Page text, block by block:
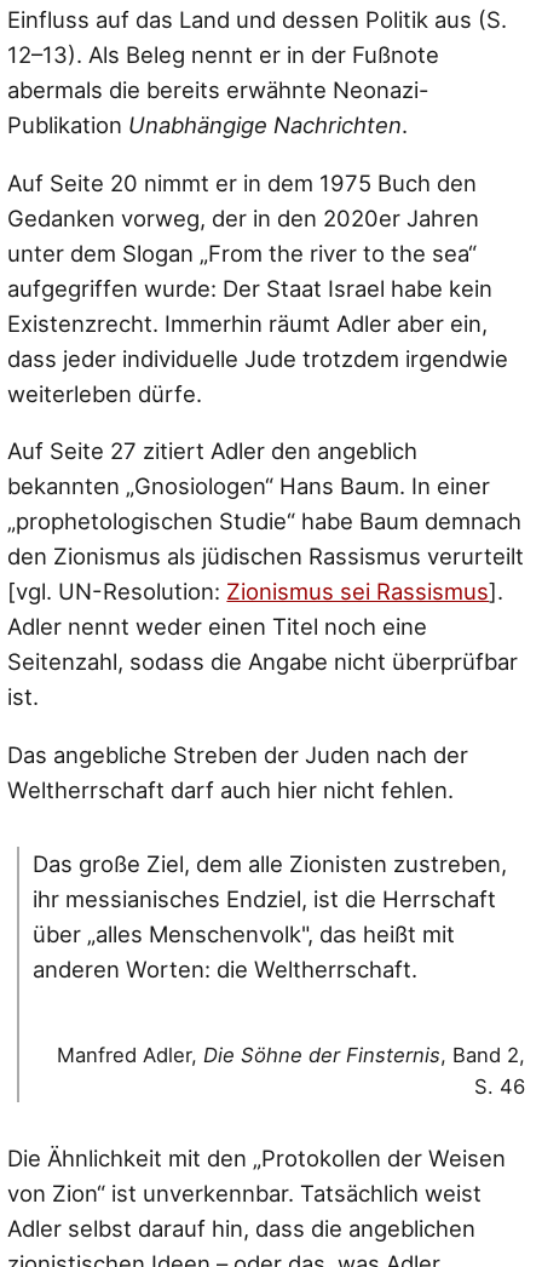
Einfluss auf das Land und dessen Politik aus (S.
12–13). Als Beleg nennt er in der Fußnote
abermals die bereits erwähnte Neonazi-
Publikation Unabhängige Nachrichten.
Auf Seite 20 nimmt er in dem 1975 Buch den
Gedanken vorweg, der in den 2020er Jahren
unter dem Slogan „From the river to the sea“
aufgegriffen wurde: Der Staat Israel habe kein
Existenzrecht. Immerhin räumt Adler aber ein,
dass jeder individuelle Jude trotzdem irgendwie
weiterleben dürfe.
Auf Seite 27 zitiert Adler den angeblich
bekannten „Gnosiologen“ Hans Baum. In einer
„prophetologischen Studie“ habe Baum demnach
den Zionismus als jüdischen Rassismus verurteilt
[vgl. UN-Resolution: Zionismus sei Rassismus].
Adler nennt weder einen Titel noch eine
Seitenzahl, sodass die Angabe nicht überprüfbar
ist.
Das angebliche Streben der Juden nach der
Weltherrschaft darf auch hier nicht fehlen.
Das große Ziel, dem alle Zionisten zustreben,
ihr messianisches Endziel, ist die Herrschaft
über „alles Menschenvolk", das heißt mit
anderen Worten: die Weltherrschaft.
Manfred Adler, Die Söhne der Finsternis, Band 2,
S. 46
Die Ähnlichkeit mit den „Protokollen der Weisen
von Zion“ ist unverkennbar. Tatsächlich weist
Adler selbst darauf hin, dass die angeblichen